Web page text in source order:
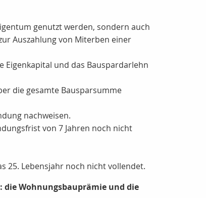
genutzt werden, sondern auch
Auszahlung von Miterben einer
Eigenkapital und das Bauspardarlehn
die gesamte Bausparsumme
nachweisen.
von 7 Jahren noch nicht
25. Lebensjahr noch nicht vollendet.
die Wohnungsbauprämie und die